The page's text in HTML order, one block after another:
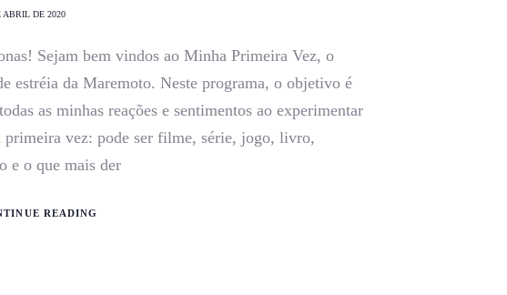
ABRIL DE 2020
Sejam bem vindos ao Minha Primeira Vez, o
estréia da Maremoto. Neste programa, o objetivo é
as minhas reações e sentimentos ao experimentar
primeira vez: pode ser filme, série, jogo, livro,
e o que mais der
READING